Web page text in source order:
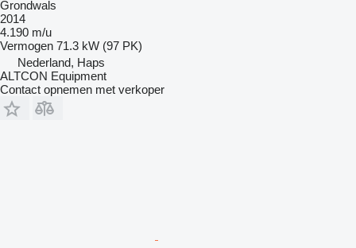
Grondwals
2014
4.190 m/u
Vermogen 71.3 kW (97 PK)
Nederland, Haps
ALTCON Equipment
Contact opnemen met verkoper